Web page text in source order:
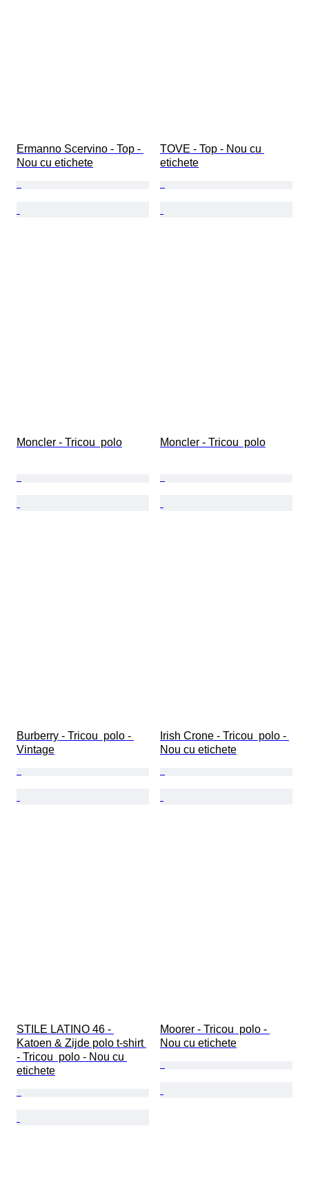
Ermanno Scervino - Top -
Nou cu etichete
TOVE - Top - Nou cu
etichete
Moncler - Tricou  polo Moncler - Tricou  polo
Burberry - Tricou  polo -
Vintage
Irish Crone - Tricou  polo -
Nou cu etichete
STILE LATINO 46 -
Katoen & Zijde polo t-shirt
- Tricou  polo - Nou cu
etichete
Moorer - Tricou  polo -
Nou cu etichete